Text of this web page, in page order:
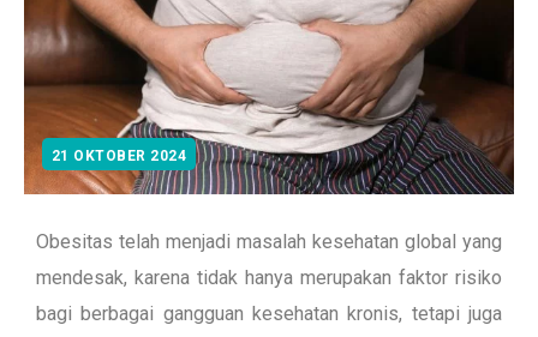
21 OKTOBER 2024
Obesitas telah menjadi masalah kesehatan global yang
mendesak, karena tidak hanya merupakan faktor risiko
bagi berbagai gangguan kesehatan kronis, tetapi juga